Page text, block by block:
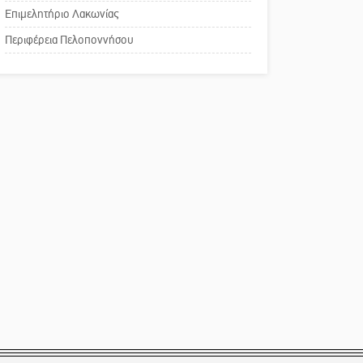
Το δικό σας σχόλιο:
Παράδειγμα κοινωνικής
Επιμελητήριο Λακωνίας
Περιφέρεια Πελοποννήσου